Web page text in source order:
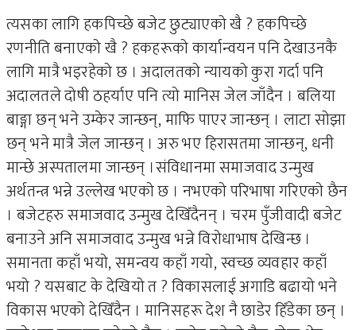
त्यसका लागि हकपिच्छे बजेट छुट्याएको खै ? हकपिच्छे
रणनीति बनाएको खै ? हकहरूको कार्यान्वयन पनि देखाउनकै
लागि मात्रै भइरहेको छ । अदालतको न्यायको कुरा गर्दा पनि
अदालतले दोषी ठहर्याए पनि त्यो मानिस जेल जाँदैन । बलिया
बाङ्गा छन् भने उम्केर जान्छन्, माफि पाएर जान्छन् । लाटा सोझा
छन् भने मात्रै जेल जान्छन् । अरु भए हिरासतमा जान्छन्, धनी
मान्छे अस्पतालमा जान्छन् ।संविधानमा समाजवाद उन्मुख
अर्थतन्त्र भन्ने उल्लेख भएको छ । नभएको परिभाषा गरिएको छैन
। बजेटहरु समाजवाद उन्मुख देखिँदैनन् । चरम पुँजीवादी बजेट
बनाउने अनि समाजवाद उन्मुख भन्ने विरोधाभाष देखिन्छ ।
समानता कहाँ भयो, समन्वय कहाँ गयो, स्वच्छ व्यवहार कहाँ
भयो ? यसबाट के देखियो त ? विकासलाई अगाडि बढायो भने
विकास भएको देखिँदैन । मानिसहरू देश नै छाडेर हिँडेका छन् ।